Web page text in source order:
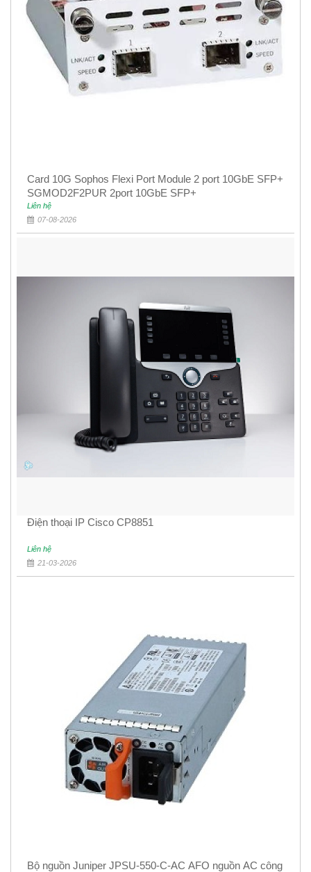
Card 10G Sophos Flexi Port Module 2 port 10GbE SFP+
SGMOD2F2PUR 2port 10GbE SFP+
Liên hệ
07-08-2026
Điện thoại IP Cisco CP8851
Liên hệ
21-03-2026
Bộ nguồn Juniper JPSU-550-C-AC AFO nguồn AC công